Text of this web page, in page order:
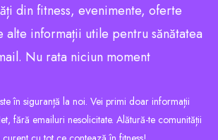
din fitness, evenimente, oferte
alte informații utile pentru sănătatea
Nu rata niciun moment
în siguranță la noi. Vei primi doar informații
fără emailuri nesolicitate. Alătură-te comunității